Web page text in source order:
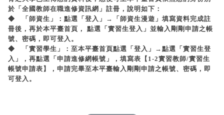
於「全國教師在職進修資訊網」註冊，說明如下：
◆ 「師資生」：點選「登入」→「師資生漫遊」填寫資料完成註
冊後，再於本平臺首頁， 點選「實習生登入」並輸入剛剛申請之帳
號、密碼，即可登入。
◆ 「實習學生」：至本平臺首頁點選「登入」→點選「實習生登
入」，再點選「申請進修網帳號」，填寫表【1-2實習教師/實習生
帳號申請表】，申請完畢至本平臺輸入剛剛申請之帳號、密碼，即
可登入。